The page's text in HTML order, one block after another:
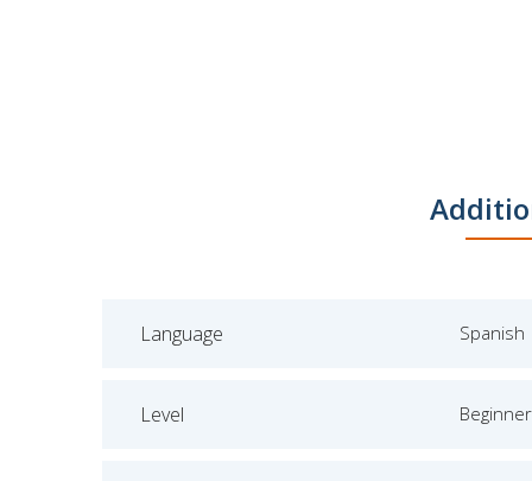
Language Spanish
Level Beginner